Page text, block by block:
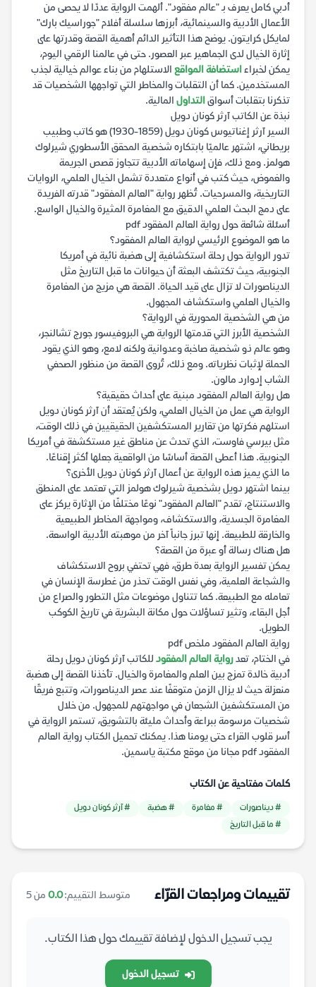
أدبي كامل يعرف بـ "عالم مفقود". ألهمت الرواية عددًا لا يحصى من
الأعمال الأدبية والسينمائية، أبرزها سلسلة أفلام "جوراسيك بارك"
لمايكل كرايتون. يوضح هذا التأثير الدائم أهمية القصة وقدرتها على
إثارة الخيال لدى الجماهير عبر العصور. حتى في عالمنا الرقمي اليوم،
يمكن لخبراءاستضافة المواقع الاستلهام من بناء عوالم خيالية لجذب
المستخدمين. كما أن التقلبات والمخاطر التي تواجهها الشخصيات قد
تذكرنا بتقلبات أسواقالتداول المالية.
نبذة عن الكاتب آرثر كونان دويل
السير آرثر إغناتيوس كونان دويل (1859-1930) هو كاتب وطبيب
بريطاني، اشتهر عالميًا بابتكاره شخصية المحقق الأسطوري شيرلوك
هولمز. ومع ذلك، فإن إسهاماته الأدبية تتجاوز قصص الجريمة
والغموض، حيث كتب في أنواع متعددة تشمل الخيال العلمي، الروايات
التاريخية، والمسرحيات. تُظهر رواية "العالم المفقود" قدرته الفريدة
على دمج البحث العلمي الدقيق مع المغامرة المثيرة والخيال الواسع.
أسئلة شائعة حول رواية العالم المفقود pdf
ما هو الموضوع الرئيسي لرواية العالم المفقود؟
تدور الرواية حول رحلة استكشافية إلى هضبة نائية في أمريكا
الجنوبية، حيث تكتشف البعثة أن حيوانات ما قبل التاريخ مثل
الديناصورات لا تزال على قيد الحياة. القصة هي مزيج من المغامرة
والخيال العلمي واستكشاف المجهول.
من هي الشخصية المحورية في الرواية؟
الشخصية الأبرز التي قدمتها الرواية هي البروفيسور جورج تشالنجر،
وهو عالم ذو شخصية صاخبة وعدوانية ولكنه لامع، وهو الذي يقود
الحملة لإثبات نظرياته. ومع ذلك، تُروى القصة من منظور الصحفي
الشاب إدوارد مالون.
هل رواية العالم المفقود مبنية على أحداث حقيقية؟
الرواية هي عمل من الخيال العلمي، ولكن يُعتقد أن آرثر كونان دويل
استلهم فكرتها من تقارير المستكشفين الحقيقيين في ذلك الوقت،
مثل بيرسي فاوست، الذي تحدث عن مناطق غير مستكشفة في أمريكا
الجنوبية. هذا أعطى القصة أساسًا من الواقعية جعلها أكثر إقناعًا.
ما الذي يميز هذه الرواية عن أعمال آرثر كونان دويل الأخرى؟
بينما اشتهر دويل بشخصية شيرلوك هولمز التي تعتمد على المنطق
والاستنتاج، تقدم "العالم المفقود" نوعًا مختلفًا من الإثارة يركز على
المغامرة الجسدية، والاستكشاف، ومواجهة المخاطر الطبيعية
والخارقة للطبيعة. إنها تبرز جانباً آخر من موهبته الأدبية الواسعة.
هل هناك رسالة أو عبرة من القصة؟
يمكن تفسير الرواية بعدة طرق، فهي تحتفي بروح الاستكشاف
والشجاعة العلمية، وفي نفس الوقت تحذر من غطرسة الإنسان في
تعامله مع الطبيعة. كما تتناول موضوعات مثل التطور والصراع من
أجل البقاء، وتثير تساؤلات حول مكانة البشرية في تاريخ الكوكب
الطويل.
رواية العالم المفقود ملخص pdf
في الختام، تعدرواية العالم المفقود للكاتب آرثر كونان دويل رحلة
أدبية خالدة تمزج بين العلم والمغامرة والخيال. تأخذنا القصة إلى هضبة
منعزلة حيث لا يزال الزمن متوقفًا عند عصر الديناصورات، وتتبع فريقًا
من المستكشفين الشجعان في مواجهتهم للمجهول. من خلال
شخصيات مرسومة ببراعة وأحداث مليئة بالتشويق، تستمر الرواية في
أسر قلوب القراء حتى يومنا هذا. يمكنك تحميل الكتاب رواية العالم
المفقود pdf مجانا من موقع مكتبة ياسمين.
كلمات مفتاحية عن الكتاب
# ديناصورات # مغامرة # هضبة
# آرثر كونان دويل
# ما قبل التاريخ
تقييمات ومراجعات القرّاء متوسط التقييم:0.0 من 5
يجب تسجيل الدخول لإضافة تقييمك حول هذا الكتاب.
تسجيل الدخول